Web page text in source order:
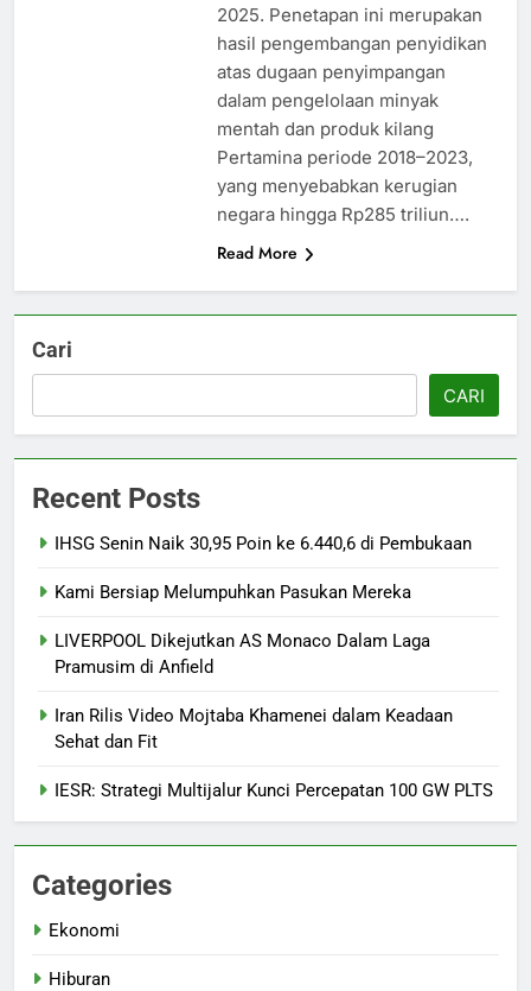
2025. Penetapan ini merupakan
hasil pengembangan penyidikan
atas dugaan penyimpangan
dalam pengelolaan minyak
mentah dan produk kilang
Pertamina periode 2018–2023,
yang menyebabkan kerugian
negara hingga Rp285 triliun….
Read More
Cari
CARI
Recent Posts
IHSG Senin Naik 30,95 Poin ke 6.440,6 di Pembukaan
Kami Bersiap Melumpuhkan Pasukan Mereka
LIVERPOOL Dikejutkan AS Monaco Dalam Laga
Pramusim di Anfield
Iran Rilis Video Mojtaba Khamenei dalam Keadaan
Sehat dan Fit
IESR: Strategi Multijalur Kunci Percepatan 100 GW PLTS
Categories
Ekonomi
Hiburan